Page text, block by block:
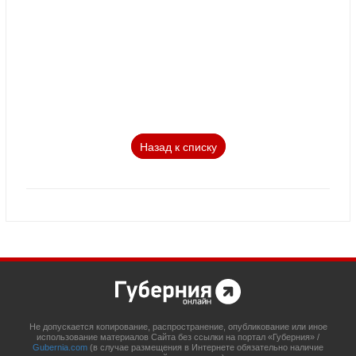
Назад к списку
Не допускается копирование, распространение, опубликование или иное
использование материалов Сайта без ссылки на портал «Губерния» /
Gubernia.com (в случае размещения в Интернете обязательно наличие